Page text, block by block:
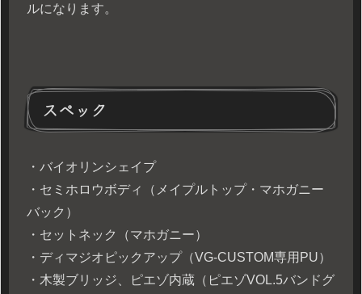
ルになります。
スペック
・バイオリンシェイプ
・セミホロウボディ（メイプルトップ・マホガニー
バック）
・セットネック（マホガニー）
・ディマジオピックアップ（VG-CUSTOM専用PU）
・木製ブリッジ、ピエゾ内蔵（ピエゾVOL.5バンドグ